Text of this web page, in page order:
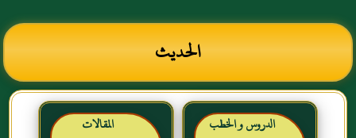
الحديث
الدروس و الخطب المقالات